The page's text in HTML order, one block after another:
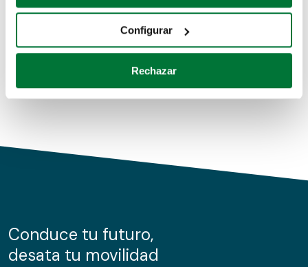
Recopilar información sobre su ubicación geográfica
Identificar su dispositivo analizándolo activamente
para buscar características específicas (huellas
Obtenga más información sobre cómo se procesan sus
de cookies.
información sobre el uso que haga del sitio web con
nuestros partners de redes sociales, publicidad y análisis
Configurar
Rechazar
Coches de km0
Conduce tu futuro,
desata tu movilidad